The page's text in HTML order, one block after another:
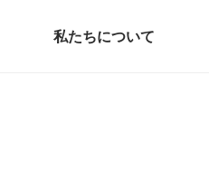
私たちについて